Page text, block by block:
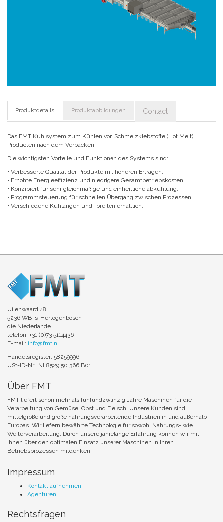
Produktdetails Produktabbildungen Contact
Das FMT Kühlsystem zum Kühlen von Schmelzklebstoffe (Hot Melt)
Producten nach dem Verpacken.
Die wichtigsten Vorteile und Funktionen des Systems sind:
• Verbesserte Qualität der Produkte mit höheren Erträgen.
• Erhöhte Energieeffizienz und niedrigere Gesamtbetriebskosten.
• Konzipiert für sehr gleichmäßige und einheitliche abkühlung.
• Programmsteuerung für schnellen Übergang zwischen Prozessen.
• Verschiedene Kühlängen und -breiten erhältlich.
Uilenwaard 48
5236 WB 's-Hertogenbosch
die Niederlande
telefon: +31 (0)73 5114436
E-mail: info@fmt.nl
Handelsregister: 58259996
USt-ID-Nr.: NL8529.50.366.B01
Über FMT
FMT liefert schon mehr als fünfundzwanzig Jahre Maschinen für die
Verarbeitung von Gemüse, Obst und Fleisch. Unsere Kunden sind
mittelgroße und große nahrungsverarbeitende Industrien in und außerhalb
Europas. Wir liefern bewährte Technologie für sowohl Nahrungs- wie
Weiterverarbeitung. Durch unsere jahrelange Erfahrung können wir mit
Ihnen über den optimalen Einsatz unserer Maschinen in Ihren
Betriebsprozessen mitdenken.
Impressum
Kontakt aufnehmen
Agenturen
Rechtsfragen